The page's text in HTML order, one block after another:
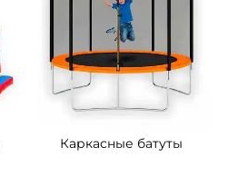
Каркасные батуты